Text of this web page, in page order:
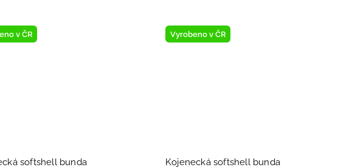
v ČR
softshell bunda
Vyrobeno v ČR
Kojenecká softshell bunda